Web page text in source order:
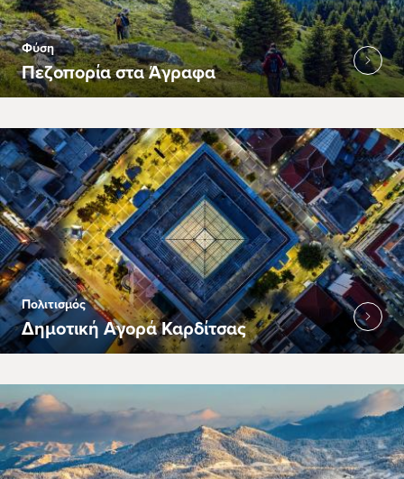
Φύση
Πεζοπορία στα Άγραφα
Πολιτισμός
Δημοτική Αγορά Καρδίτσας